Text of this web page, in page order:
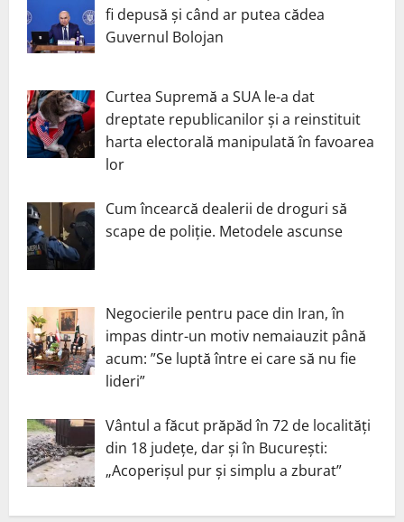
fi depusă și când ar putea cădea
Guvernul Bolojan
Curtea Supremă a SUA le-a dat
dreptate republicanilor și a reinstituit
harta electorală manipulată în favoarea
lor
Cum încearcă dealerii de droguri să
scape de poliție. Metodele ascunse
Negocierile pentru pace din Iran, în
impas dintr-un motiv nemaiauzit până
acum: ”Se luptă între ei care să nu fie
lideri”
Vântul a făcut prăpăd în 72 de localități
din 18 județe, dar și în București:
„Acoperișul pur și simplu a zburat”